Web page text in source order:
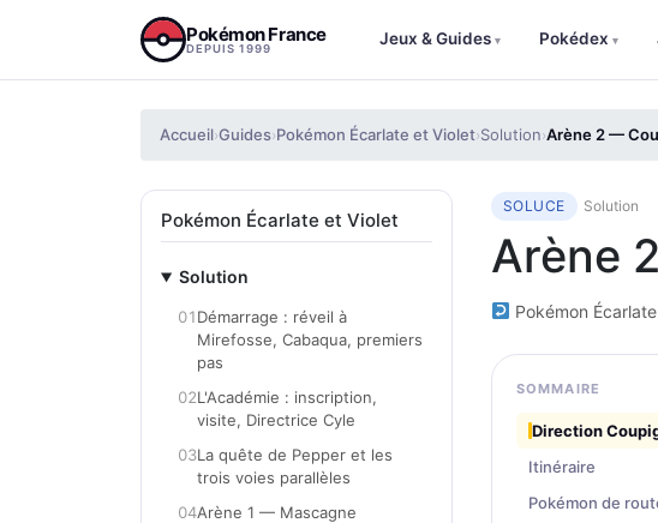
Pokémon France
DEPUIS 1999
Jeux & Guides ▾ Pokédex ▾
Accueil›Guides›Pokémon Écarlate et Violet›Solution›Arène 2 —
Pokémon Écarlate et Violet
Solution
01Démarrage : réveil à
Mirefosse, Cabaqua, premiers
pas
02L'Académie : inscription,
visite, Directrice Cyle
03La quête de Pepper et les
trois voies parallèles
04Arène 1 — Mascagne
SOLUCE Solution
Arène
Pokémon
SOMMAIRE
Direction
Itinéraire
Pokémon de